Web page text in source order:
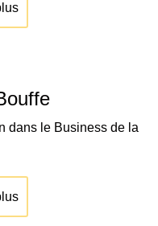
dans le Business de la